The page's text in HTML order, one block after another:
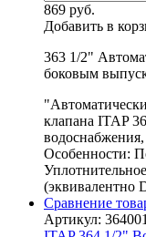
869 руб.
Добавить в
363 1/2"
боковым
клапана ITAP
Особенности:
(эквивалентно
Сравнение
Артикул: